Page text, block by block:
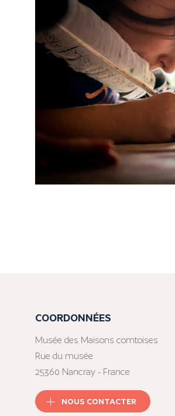
COORDONNÉES
Musée des Maisons comtoises
Rue du musée
25360 Nancray - France
NOUS CONTACTER